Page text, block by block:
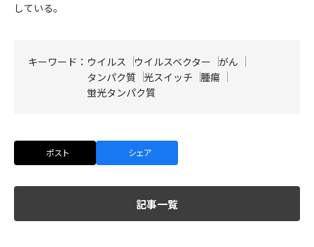
している。
キーワード： ウイルス ウイルスベクター がん
タンパク質
光スイッチ
腫瘍
蛍光タンパク質
ポスト シェア
記事一覧